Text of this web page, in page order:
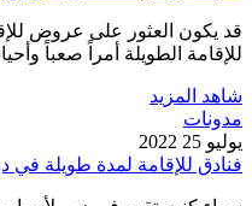
قد يكون العثور على عروض
للإقامة الطويلة أمراً صعباً
شاهد المزيد
مدونات
يوليو 25 2022
فنادق للإقامة لمدة طويلة في